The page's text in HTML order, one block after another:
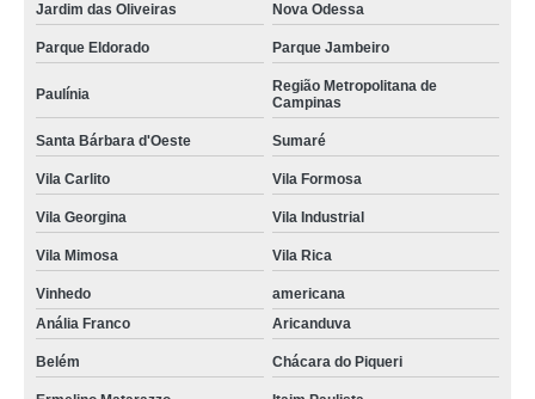
Jardim das Oliveiras Nova Odessa
Parque Eldorado Parque Jambeiro
Paulínia
Região Metropolitana de
Campinas
Santa Bárbara d'Oeste Sumaré
Vila Carlito Vila Formosa
Vila Georgina Vila Industrial
Vila Mimosa Vila Rica
Vinhedo
americana
Anália Franco
Aricanduva
Belém Chácara do Piqueri